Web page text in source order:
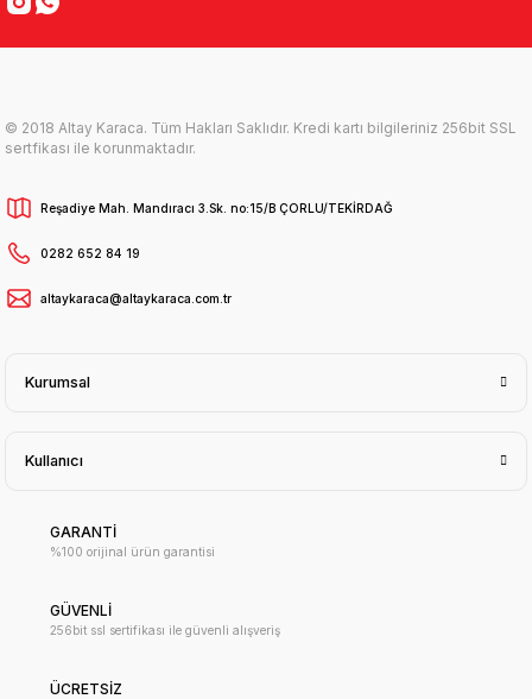
© 2018 Altay Karaca. Tüm Hakları Saklıdır. Kredi kartı bilgileriniz 256bit SSL
sertfikası ile korunmaktadır.
Reşadiye Mah. Mandıracı 3.Sk. no:15/B ÇORLU/TEKİRDAĞ
0282 652 84 19
altaykaraca@altaykaraca.com.tr
Kurumsal
Kullanıcı
GARANTİ
%100 orijinal ürün garantisi
GÜVENLİ
256bit ssl sertifikası ile güvenli alışveriş
ÜCRETSİZ